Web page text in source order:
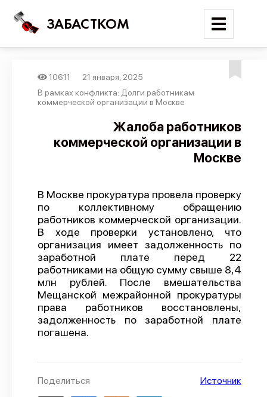
ЗАБАСТКОМ
Войти
Поиск
Новости
Отчеты
Предложить публикацию
Справочник
API
О проекте
Политика конфиденциальности
10611
21 января, 2025
В рамках конфликта: Долги работникам
коммерческой организации в Москве
Жалоба работников
коммерческой организации в
Москве
В Москве прокуратура провела проверку
по коллективному обращению
работников коммерческой организации.
В ходе проверки установлено, что
организация имеет задолженность по
заработной плате перед 22
работниками на общую сумму свыше 8,4
млн рублей. После вмешательства
Мещанской межрайонной прокуратуры
права работников восстановлены,
задолженность по заработной плате
погашена.
Поделиться Источник